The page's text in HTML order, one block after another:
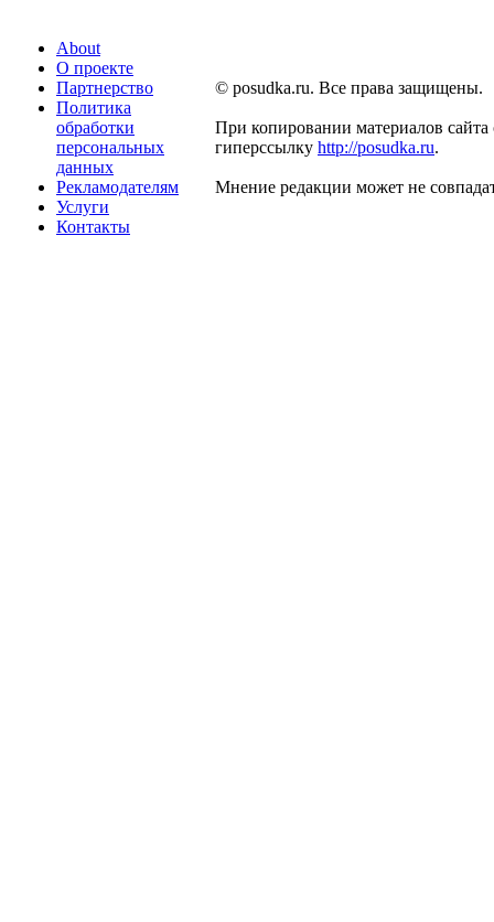
About
О проекте
Партнерство
Политика
обработки
персональных
данных
Рекламодателям
Услуги
Контакты
© posudka.ru. Все права защищены.
При копировании материалов сайта
гиперссылку http://posudka.ru.
Мнение редакции может не